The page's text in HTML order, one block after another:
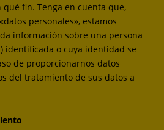
qué fin. Tenga en cuenta que,
personales», estamos
información sobre una persona
identificada o cuya identidad se
de proporcionarnos datos
del tratamiento de sus datos a